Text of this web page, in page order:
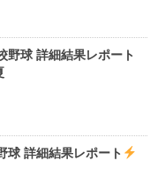
野球 詳細結果レポート
球 詳細結果レポート